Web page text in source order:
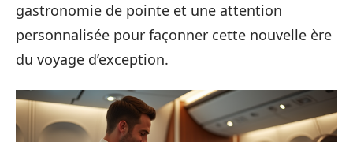
gastronomie de pointe et une attention
personnalisée pour façonner cette nouvelle ère
du voyage d’exception.